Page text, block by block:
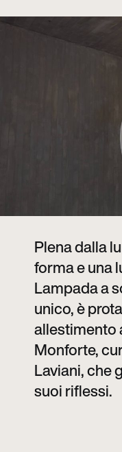
Plena dalla
forma e una
Lampada a
unico, è
allestimento
Monforte,
Laviani, che
suoi riflessi.